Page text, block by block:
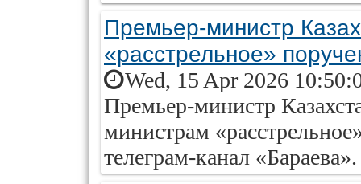
Премьер-министр
«расстрельное»
Wed, 15 Apr 2026
Премьер-министр
министрам
телеграм-канал «Бараева».